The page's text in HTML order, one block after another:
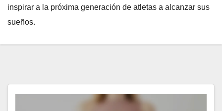
inspirar a la próxima generación de atletas a alcanzar sus
sueños.